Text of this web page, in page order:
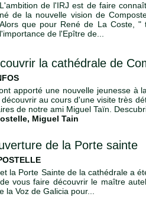
L'ambition de l'IRJ est de faire
né de la nouvelle vision de
Alors que pour René de La Coste,
l'importance de l'Epître de...
la cathédrale de
apporté une nouvelle jeunesse à
au cours d'une visite très
de notre ami Miguel Taïn.
, Miguel Tain
de la Porte sainte
la Porte Sainte de la cathédrale a
vous faire découvrir le maître
Voz de Galicia pour...